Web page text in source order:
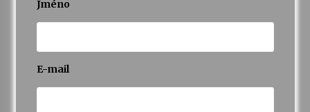
Jméno
E-mail